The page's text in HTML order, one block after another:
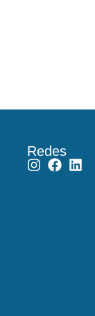
Redes